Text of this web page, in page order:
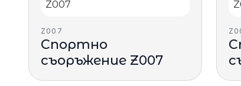
Z007
Спортно
съоръжение Z007